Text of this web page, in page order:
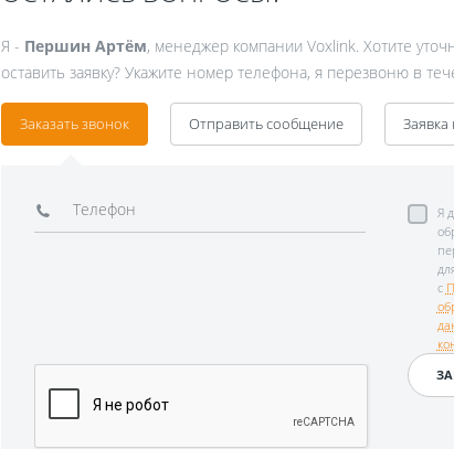
Я - Першин Артём, менеджер компании Voxlink. Хотите
оставить заявку? Укажите номер телефона, я перезвоню в
Заказать звонок
Я
с
Отправить сообщение Заявка